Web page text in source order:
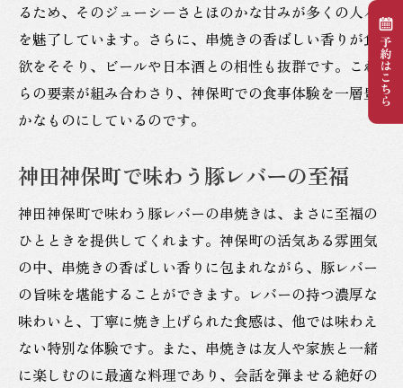
るため、そのジューシーさとほのかな甘みが多くの人々
を魅了しています。さらに、串焼きの香ばしい香りが食
欲をそそり、ビールや日本酒との相性も抜群です。これ
らの要素が組み合わさり、神保町での食事体験を一層豊
かなものにしているのです。
神田神保町で味わう豚レバーの至福
神田神保町で味わう豚レバーの串焼きは、まさに至福の
ひとときを提供してくれます。神保町の活気ある雰囲気
の中、串焼きの香ばしい香りに包まれながら、豚レバー
の旨味を堪能することができます。レバーの持つ濃厚な
味わいと、丁寧に焼き上げられた食感は、他では味わえ
ない特別な体験です。また、串焼きは友人や家族と一緒
に楽しむのに最適な料理であり、会話を弾ませる絶好の